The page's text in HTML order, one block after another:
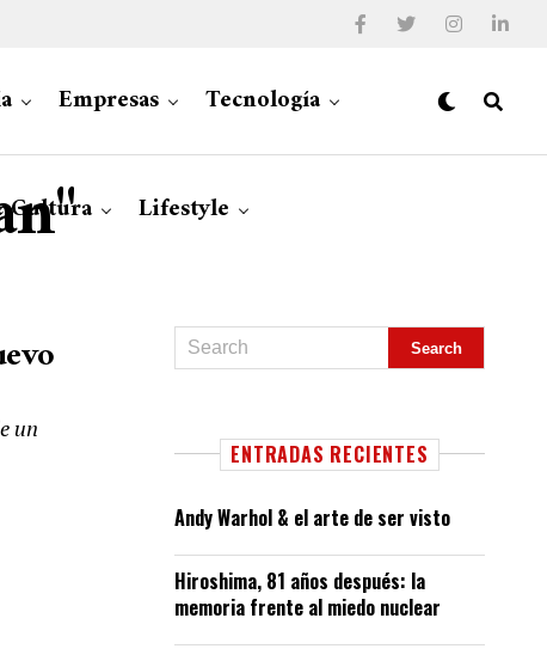
Empresas Tecnología
Cultura Lifestyle
un
ENTRADAS RECIENTES
Andy Warhol & el arte de ser visto
Hiroshima, 81 años después: la
memoria frente al miedo nuclear